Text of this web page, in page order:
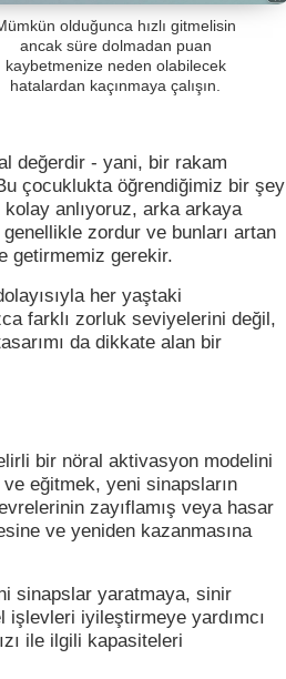
olduğunca hızlı gitmelisin
ancak süre dolmadan puan
kaybetmenize neden olabilecek
hatalardan kaçınmaya çalışın.
değerdir - yani, bir rakam
çocuklukta öğrendiğimiz bir şey
anlıyoruz, arka arkaya
zordur ve bunları artan
getirmemiz gerekir.
her yaştaki
farklı zorluk seviyelerini değil,
da dikkate alan bir
bir nöral aktivasyon modelini
eğitmek, yeni sinapsların
zayıflamış veya hasar
ve yeniden kazanmasına
sinapslar yaratmaya, sinir
iyileştirmeye yardımcı
ile ilgili kapasiteleri